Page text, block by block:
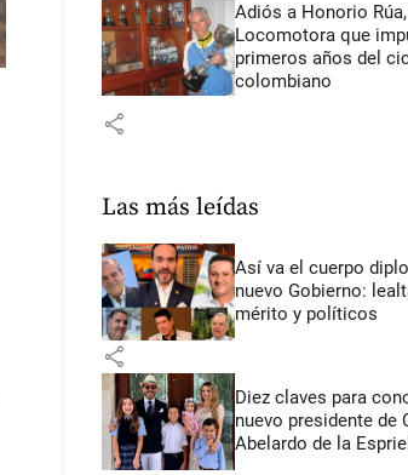
Adiós a Honorio
Locomotora que
primeros años del
colombiano
share
Las más leídas
Así va el cuerpo
nuevo Gobierno:
mérito y políticos
share
Diez claves para
nuevo presidente de
Abelardo de la